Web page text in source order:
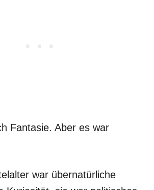
Fantasie. Aber es war
war übernatürliche